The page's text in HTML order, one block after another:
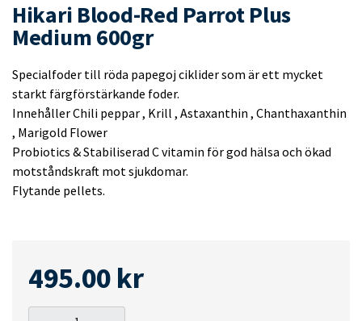
Hikari Blood-Red Parrot Plus
Medium 600gr
Specialfoder till röda papegoj ciklider som är ett mycket
starkt färgförstärkande foder.
Innehåller Chili peppar , Krill , Astaxanthin , Chanthaxanthin
, Marigold Flower
Probiotics & Stabiliserad C vitamin för god hälsa och ökad
motståndskraft mot sjukdomar.
Flytande pellets.
495.00 kr